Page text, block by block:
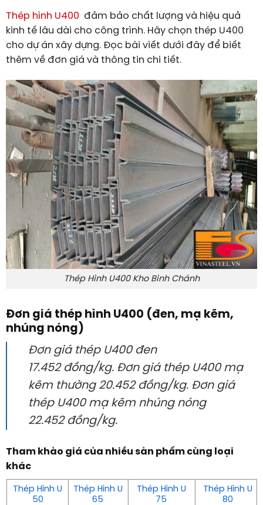
Thép hình U400 đảm bảo chất lượng và hiệu quả
kinh tế lâu dài cho công trình. Hãy chọn thép U400
cho dự án xây dựng. Đọc bài viết dưới đây để biết
thêm về đơn giá và thông tin chi tiết.
Thép Hình U400 Kho Bình Chánh
Đơn giá thép hình U400 (đen, mạ kẽm,
nhúng nóng)
Đơn giá thép U400 đen
17.452 đồng/kg. Đơn giá thép U400 mạ
kẽm thường 20.452 đồng/kg. Đơn giá
thép U400 mạ kẽm nhúng nóng
22.452 đồng/kg.
Tham khảo giá của nhiều sản phẩm cùng loại
khác
Thép Hình U
50
Thép Hình U
65
Thép Hình U
75
Thép Hình U
80